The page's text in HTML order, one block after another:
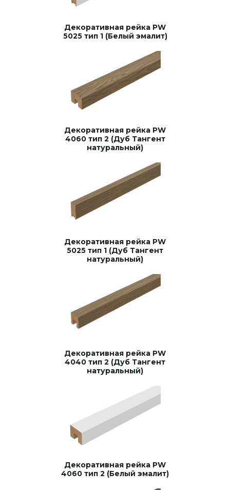
Декоративная рейка PW
5025 тип 1 (Белый эмалит)
Декоративная рейка PW
4060 тип 2 (Дуб Тангент
натуральный)
Декоративная рейка PW
5025 тип 1 (Дуб Тангент
натуральный)
Декоративная рейка PW
4040 тип 2 (Дуб Тангент
натуральный)
Декоративная рейка PW
4060 тип 2 (Белый эмалит)